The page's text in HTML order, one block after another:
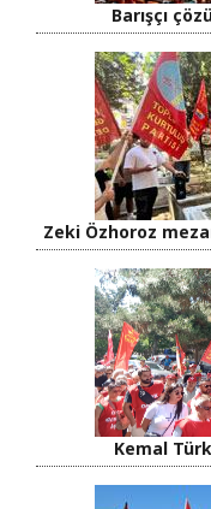
Barışçı
Zeki Özhoroz
Kemal